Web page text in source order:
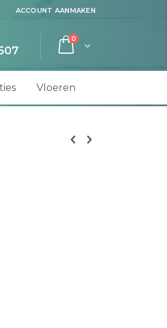
ACCOUNT AANMAKEN
Cart
0producten
Vloeren